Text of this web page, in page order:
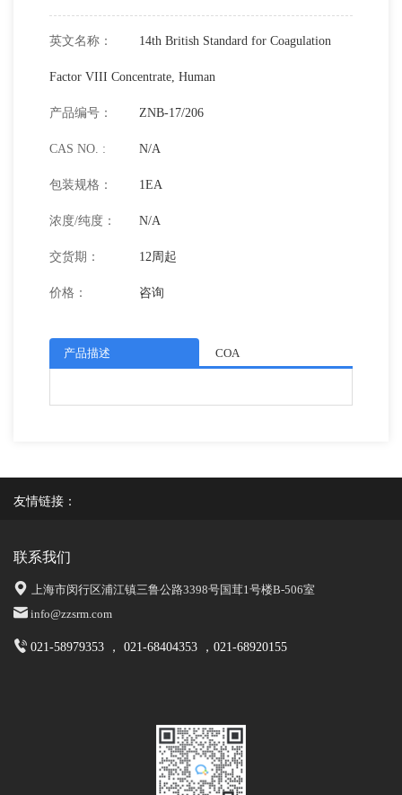
英文名称： 14th British Standard for Coagulation
Factor VIII Concentrate, Human
产品编号： ZNB-17/206
CAS NO. : N/A
包装规格： 1EA
浓度/纯度： N/A
交货期： 12周起
价格： 咨询
产品描述 COA
友情链接：
联系我们
上海市闵行区浦江镇三鲁公路3398号国茸1号楼B-506室
info@zzsrm.com
021-58979353 ， 021-68404353 ，021-68920155